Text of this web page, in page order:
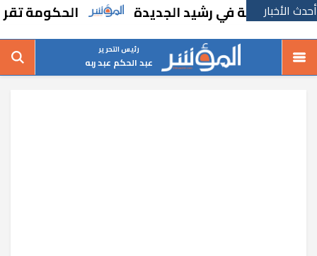
أحدث الأخبارفي رشيد الجديدة الحكومة تقر
رئيس التحرير
عبد الحكم عبد ربه